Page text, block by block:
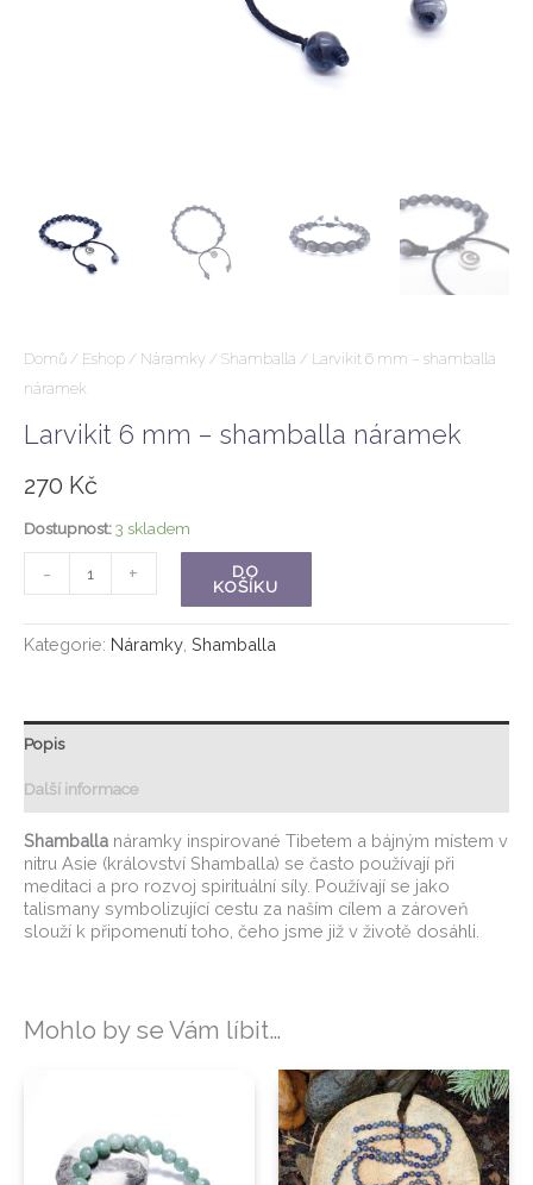
Domů / Eshop / Náramky / Shamballa / Larvikit 6 mm – shamballa
náramek
Larvikit 6 mm – shamballa náramek
270 Kč
Dostupnost:3 skladem
- +
DO
KOŠÍKU
Kategorie: Náramky Shamballa
Popis
Další informace
Shamballa náramky inspirované Tibetem a bájným místem v
nitru Asie (království Shamballa) se často používají při
meditaci a pro rozvoj spirituální síly. Používají se jako
talismany symbolizující cestu za naším cílem a zároveň
slouží k připomenutí toho, čeho jsme již v životě dosáhli.
Mohlo by se Vám líbit…